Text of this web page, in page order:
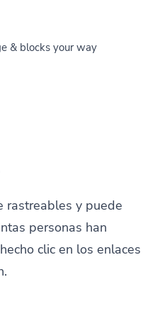
& blocks your way
rastreables y puede
personas han
clic en los enlaces